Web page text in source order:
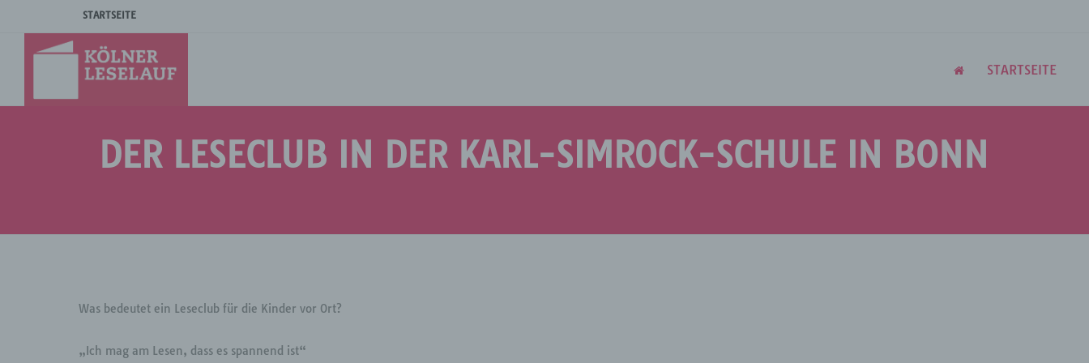
STARTSEITE
STARTSEITE
DER LESECLUB IN DER KARL-SIMROCK-SCHULE IN BONN
Was bedeutet ein Leseclub für die Kinder vor Ort?
„Ich mag am Lesen, dass es spannend ist“